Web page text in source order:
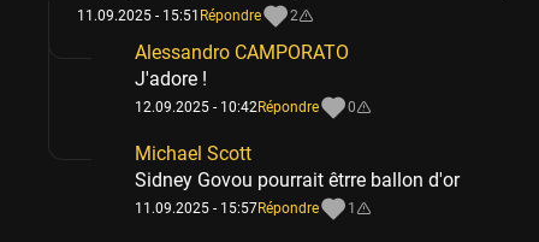
11.09.2025 - 15:51 Répondre 2
Alessandro CAMPORATO
J'adore !
12.09.2025 - 10:42Répondre 0
Michael Scott
Sidney Govou pourrait êtrre ballon d'or
11.09.2025 - 15:57Répondre 1